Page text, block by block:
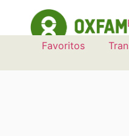
Favoritos